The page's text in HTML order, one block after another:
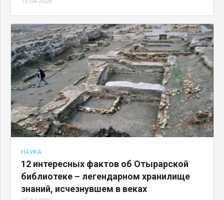
НАУКА
12 интересных фактов об Отырарской
библиотеке – легендарном хранилище
знаний, исчезнувшем в веках